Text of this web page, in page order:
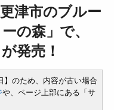
津市のブルー
の森」で、
発売！
】のため、内容が古い場合
や、ページ上部にある「サ